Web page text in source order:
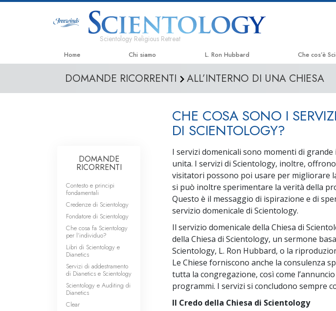
Scientology Religious Retreat
Home Chi siamo L. Ron Hubbard Che cos’è
Credenze e
Che cosa
All’interno
I Principi
Amore e Odio:
Che Cos’è
DOMANDE RICORRENTI ALL’INTERNO DI UNA CHIESA
CHE COSA SONO I
DI SCIENTOLOGY?
I servizi domenicali sono momenti di
unita. I servizi di Scientology, inoltre,
visitatori possono poi usare per migliorare
si può inoltre sperimentare la verità della
Questo è il messaggio di ispirazione e di
servizio domenicale di Scientology.
Il servizio domenicale della Chiesa di
della Chiesa di Scientology, un sermone
Scientology, L. Ron Hubbard, o la
Le Chiese forniscono anche la consulenza
tutta la congregazione, così come
programmi. I servizi si concludono sempre
Il Credo della Chiesa di Scientology
DOMANDE
RICORRENTI
Contesto e principi
fondamentali
Credenze di Scientology
Fondatore di Scientology
Che cosa fa Scientology
per l’individuo?
Libri di Scientology e
Dianetics
Servizi di addestramento
di Dianetics e Scientology
Scientology e Auditing di
Dianetics
Clear